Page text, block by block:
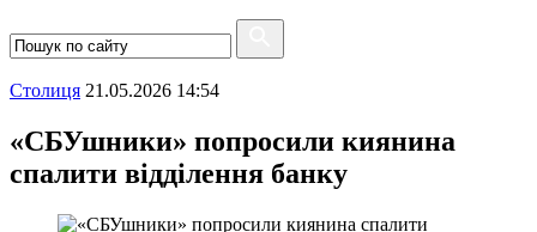
Столиця 21.05.2026 14:54
«СБУшники» попросили киянина
спалити відділення банку